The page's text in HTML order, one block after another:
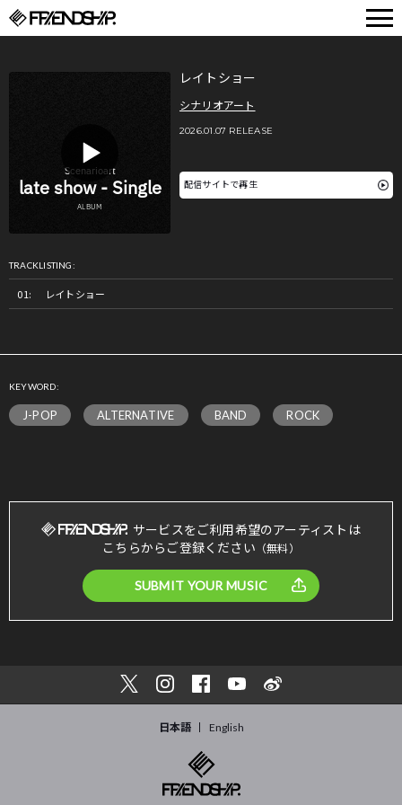
レイトショー
シナリオアート
2026.01.07 RELEASE
配信サイトで再生
TRACKLISTING:
レイトショー
KEYWORD:
J-POP ALTERNATIVE BAND ROCK
サービスをご利用希望のアーティストは
こちらからご登録ください （無料）
SUBMIT YOUR MUSIC
日本語 English